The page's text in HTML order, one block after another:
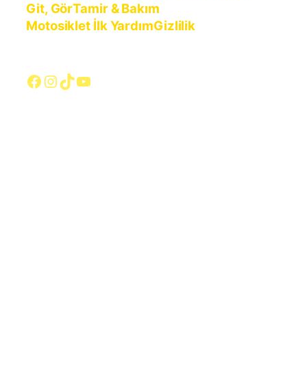
Git, GörTamir & Bakım
Motosiklet İlk YardımGizlilik
Facebook
Instagram
TikTok
YouTube